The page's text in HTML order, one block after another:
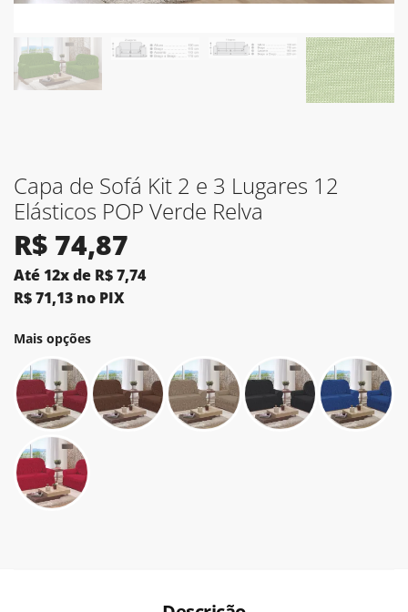
Capa de Sofá Kit 2 e 3 Lugares 12
Elásticos POP Verde Relva
R$ 74,87
Até 12x de R$7,74
R$71,13 no PIX
Mais opções